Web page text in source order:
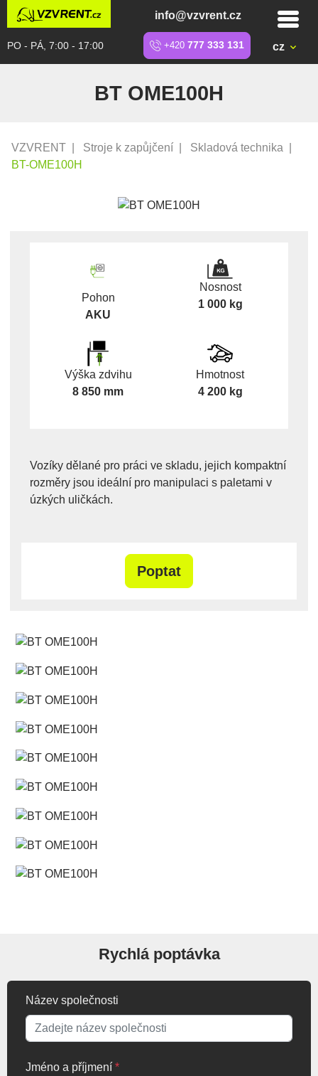
info@vzvrent.cz
PO - PÁ, 7:00 - 17:00 +420 777 333 131 cz
BT OME100H
VZVRENT Stroje k zapůjčení Skladová technika
BT-OME100H
Pohon
AKU
Nosnost
1 000 kg
Výška zdvihu
8 850 mm
Hmotnost
4 200 kg
Vozíky dělané pro práci ve skladu, jejich kompaktní
rozměry jsou ideální pro manipulaci s paletami v
úzkých uličkách.
Poptat
Rychlá poptávka
Název společnosti
Jméno a příjmení *